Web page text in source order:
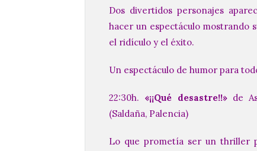
Dos divertidos personajes
hacer un espectáculo mostrando
el ridículo y el éxito.
Un espectáculo de humor para
22:30h. «¡¡Qué desastre!!»de
(Saldaña, Palencia)
Lo que prometía ser un thriller